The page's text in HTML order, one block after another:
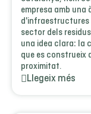
empresa amb una
d'infraestructures
sector dels
una idea clara: la
que es construeix
proximitat.
Llegeix més